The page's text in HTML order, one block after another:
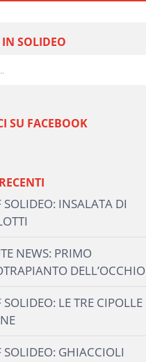
IN SOLIDEO
SU FACEBOOK
SOLIDEO: INSALATA DI
NEWS: PRIMO
DELL’OCCHIO
SOLIDEO: LE TRE CIPOLLE
SOLIDEO: GHIACCIOLI